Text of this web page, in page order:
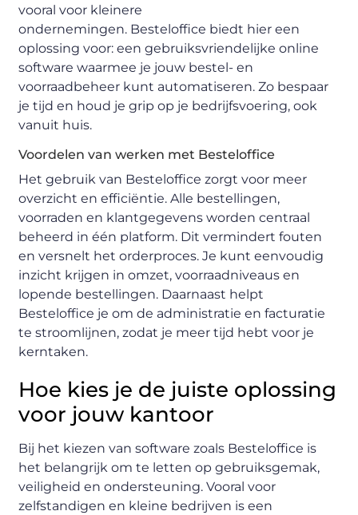
vooral voor kleinere
ondernemingen. Besteloffice biedt hier een
oplossing voor: een gebruiksvriendelijke online
software waarmee je jouw bestel- en
voorraadbeheer kunt automatiseren. Zo bespaar
je tijd en houd je grip op je bedrijfsvoering, ook
vanuit huis.
Voordelen van werken met Besteloffice
Het gebruik van Besteloffice zorgt voor meer
overzicht en efficiëntie. Alle bestellingen,
voorraden en klantgegevens worden centraal
beheerd in één platform. Dit vermindert fouten
en versnelt het orderproces. Je kunt eenvoudig
inzicht krijgen in omzet, voorraadniveaus en
lopende bestellingen. Daarnaast helpt
Besteloffice je om de administratie en facturatie
testroomlijnen, zodat je meer tijd hebt voor je
kerntaken.
Hoe kies je de juiste oplossing
voor jouw kantoor
Bij het kiezen van software zoals Besteloffice is
het belangrijk om te letten opgebruiksgemak,
veiligheid en ondersteuning. Vooral voor
zelfstandigen en kleine bedrijven is een